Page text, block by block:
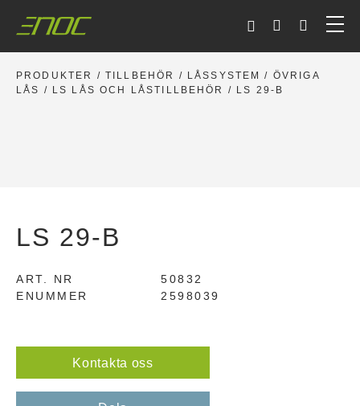
content
PRODUKTER / TILLBEHÖR / LÅSSYSTEM / ÖVRIGA
LÅS / LS LÅS OCH LÅSTILLBEHÖR / LS 29-B
LS 29-B
ART. NR
50832
ENUMMER
2598039
Kontakta oss